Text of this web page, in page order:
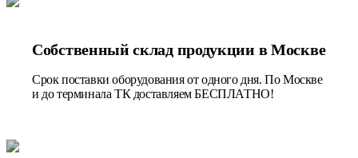
Собственный склад продукции в Москве
Срок поставки оборудования от одного дня. По Москве
и до терминала ТК доставляем БЕСПЛАТНО!